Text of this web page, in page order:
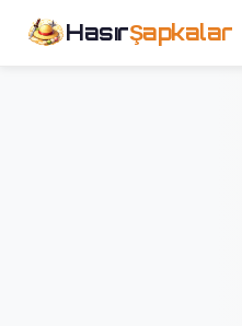
HasırŞapkalar